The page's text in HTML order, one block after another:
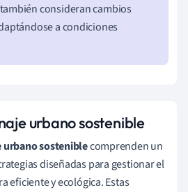
consideran cambios
a condiciones
urbano sostenible
urbano sosteniblecomprenden un
diseñadas para gestionar el
eficiente y ecológica. Estas